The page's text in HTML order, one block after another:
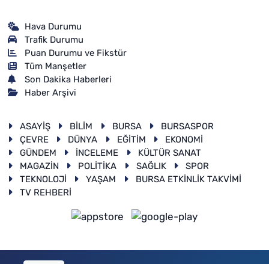
Hava Durumu
Trafik Durumu
Puan Durumu ve Fikstür
Tüm Manşetler
Son Dakika Haberleri
Haber Arşivi
ASAYİŞ BİLİM BURSA
BURSASPOR
ÇEVRE
DÜNYA EĞİTİM
EKONOMİ
GÜNDEM
İNCELEME
KÜLTÜR SANAT
MAGAZİN
POLİTİKA SAĞLIK
SPOR
TEKNOLOJİ
YAŞAM
BURSA ETKİNLİK TAKVİMİ
TV REHBERİ